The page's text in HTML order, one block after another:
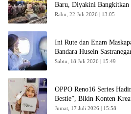
Baru, Diyakini
Rabu, 22 Juli 2026 | 13:05
Ini Rute dan Enam
Bandara Husein
Sabtu, 18 Juli 2026 | 15:49
OPPO Reno16 Series
Bestie”, Bikin Konten
Jumat, 17 Juli 2026 | 15:58